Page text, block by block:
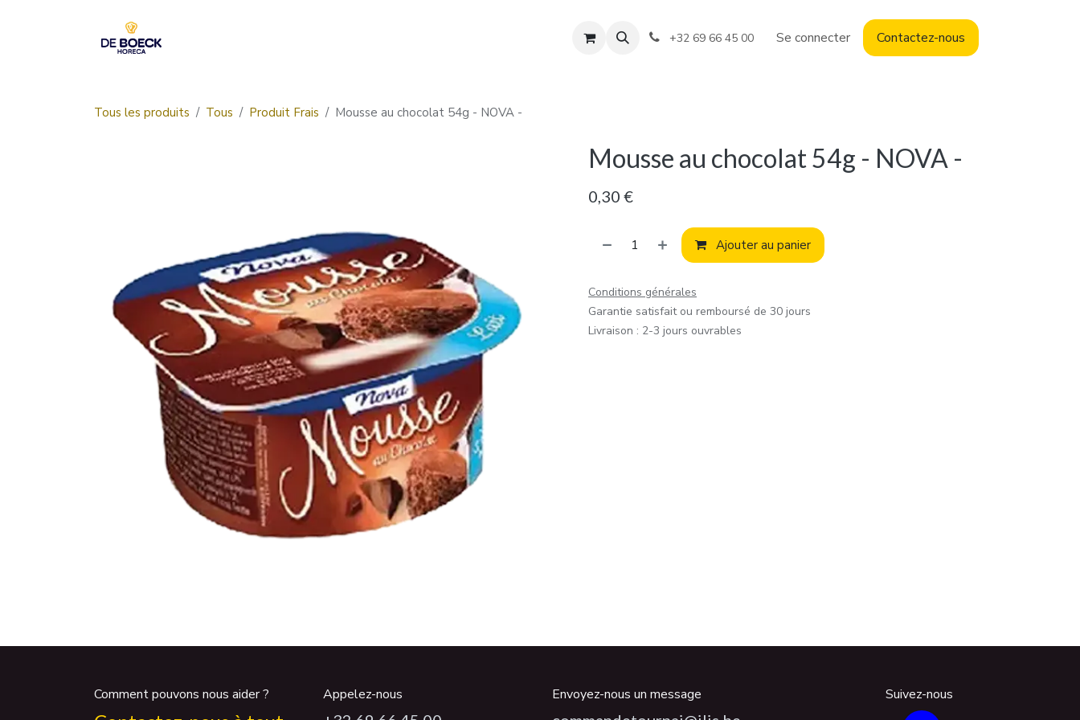
+32 69 66 45 00 Se connecter Contactez-nous
Tous les produits Tous Produit Frais Mousse au chocolat 54g - NOVA -
Mousse au chocolat 54g - NOVA -
0,30 €
Ajouter au panier
Conditions générales
Garantie satisfait ou remboursé de 30 jours
Livraison : 2-3 jours ouvrables
Comment pouvons nous aider ? Appelez-nous Envoyez-nous un message Suivez-nous